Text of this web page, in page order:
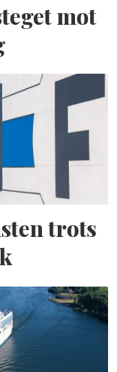
mot
trots